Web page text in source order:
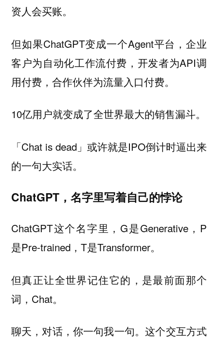
资人会买账。
但如果ChatGPT变成一个Agent平台，企业
客户为自动化工作流付费，开发者为API调
用付费，合作伙伴为流量入口付费。
10亿用户就变成了全世界最大的销售漏斗。
「Chat is dead」或许就是IPO倒计时逼出来
的一句大实话。
ChatGPT，名字里写着自己的悖论
ChatGPT这个名字里，G是Generative，P
是Pre-trained，T是Transformer。
但真正让全世界记住它的，是最前面那个
词，Chat。
聊天，对话，你一句我一句。这个交互方式